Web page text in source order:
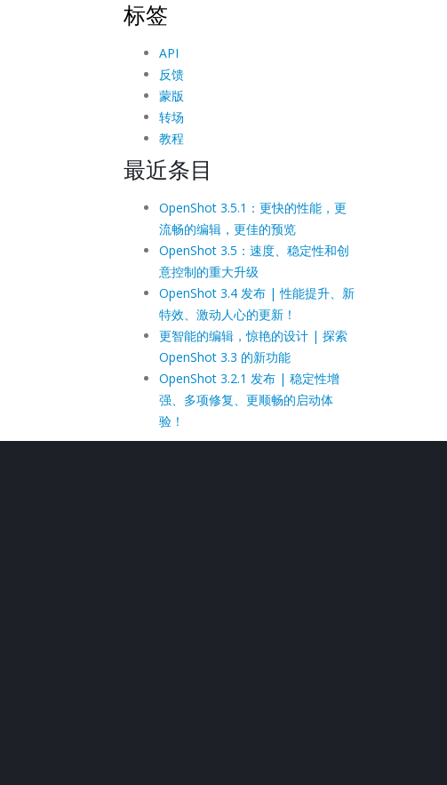
标签
API
反馈
蒙版
转场
教程
最近条目
OpenShot 3.5.1：更快的性能，更
流畅的编辑，更佳的预览
OpenShot 3.5：速度、稳定性和创
意控制的重大升级
OpenShot 3.4 发布 | 性能提升、新
特效、激动人心的更新！
更智能的编辑，惊艳的设计 | 探索
OpenShot 3.3 的新功能
OpenShot 3.2.1 发布 | 稳定性增
强、多项修复、更顺畅的启动体
验！